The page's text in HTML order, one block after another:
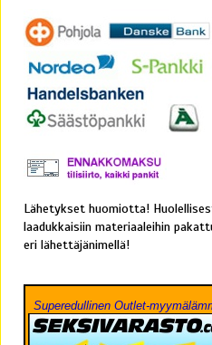
Lähetykset huomiotta!
laadukkaisiin materiaaleihin
eri lähettäjänimellä!
Superedullinen Outlet-